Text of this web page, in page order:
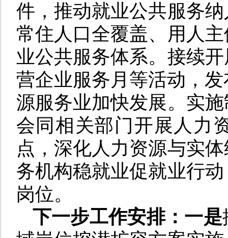
件，推动就业公共服务
常住人口全覆盖、用人
业公共服务体系。接续
营企业服务月等活动，
源服务业加快发展。实
会同相关部门开展人力
点，深化人力资源与实
务机构稳就业促就业行
岗位。
下一步工作安排：一是